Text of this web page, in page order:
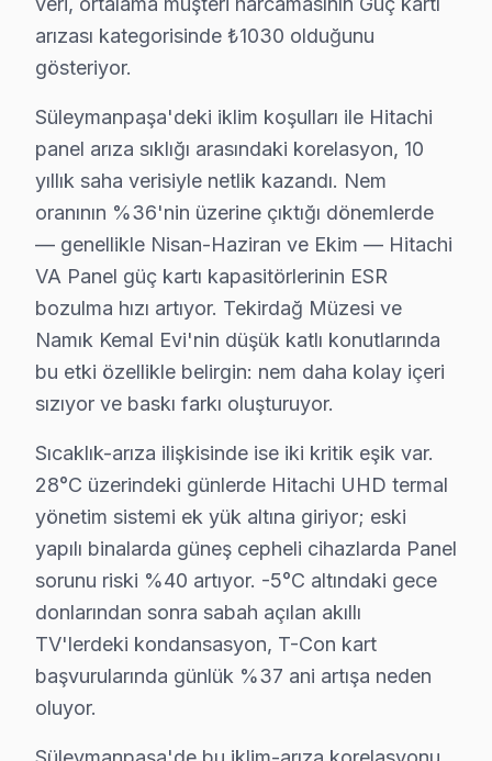
Hitachi TV Teknik Profil ve Servis Rehberi
Hitachi televizyon paneli Teknik Servis Rehberi
Hitachi servisimizde en yaygın Ana kart lehim
Hitachi Servis Yaklaşımımız
Tokyo mühendisliği ilkeleri doğrultusunda bu cihaz
bu marka TV Onarım Süreci
1. Müşteri bildirir, servis ekibi arıza semptomlarını
2. Termal kamera, osiloskop, ESR ölçer ile elektronik
3. Arıza kaynağı tespit edilir: panel mi, anakart mı, güç
4. Yazılı fiyat teklifi sunulur; onay olmadan işlem
5. Orijinal veya OEM eşdeğer söz konusu model
6. Tüm fonksiyonlar kapsamlı test edilir; garanti
bu TV televizyon ünitesi Bakım Tavsiyeleri
bu cihaz panel'ler için en yaygın kullanıcı hatası;
Hitachi LED TV'niz arızalandığında verileri
bu cihaz güvenilirliği standartlarında bu marka
Hitachi TV Teknik Rehberi: Panel, Teşhis ve
Hitachi televizyonlarınızın tamir işlemi ve
arızası kategorisinde ₺1030 olduğunu
gösteriyor.
Süleymanpaşa'deki iklim koşulları ile Hitachi
panel arıza sıklığı arasındaki korelasyon, 10
yıllık saha verisiyle netlik kazandı. Nem
oranının %36'nin üzerine çıktığı dönemlerde
— genellikle Nisan-Haziran ve Ekim — Hitachi
VA Panel güç kartı kapasitörlerinin ESR
bozulma hızı artıyor. Tekirdağ Müzesi ve
Namık Kemal Evi'nin düşük katlı konutlarında
bu etki özellikle belirgin: nem daha kolay içeri
sızıyor ve baskı farkı oluşturuyor.
Sıcaklık-arıza ilişkisinde ise iki kritik eşik var.
28°C üzerindeki günlerde Hitachi UHD termal
yönetim sistemi ek yük altına giriyor; eski
yapılı binalarda güneş cepheli cihazlarda Panel
sorunu riski %40 artıyor. -5°C altındaki gece
donlarından sonra sabah açılan akıllı
TV'lerdeki kondansasyon, T-Con kart
başvurularında günlük %37 ani artışa neden
oluyor.